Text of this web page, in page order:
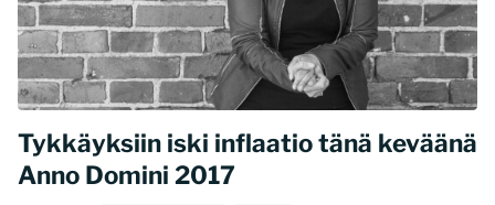
Tykkäyksiin iski inflaatio tänä keväänä
Anno Domini 2017